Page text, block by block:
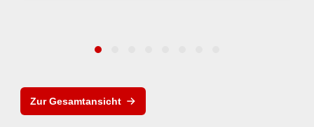
Zur Gesamtansicht